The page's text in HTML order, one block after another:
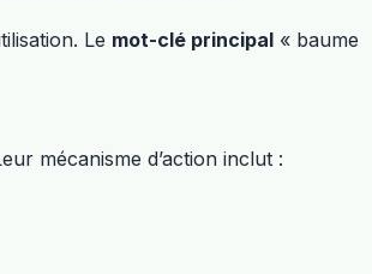
Le mot-clé principal « baume
mécanisme d’action inclut :